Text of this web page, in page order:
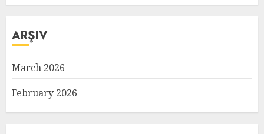
ARŞIV
March 2026
February 2026